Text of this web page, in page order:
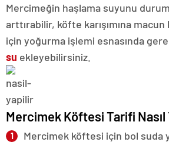
Mercimeğin haşlama suyunu
arttırabilir, köfte karışımına macun
için yoğurma işlemi esnasında
su ekleyebilirsiniz.
Mercimek Köftesi Tarifi Nasıl
Mercimek köftesi için bol suda